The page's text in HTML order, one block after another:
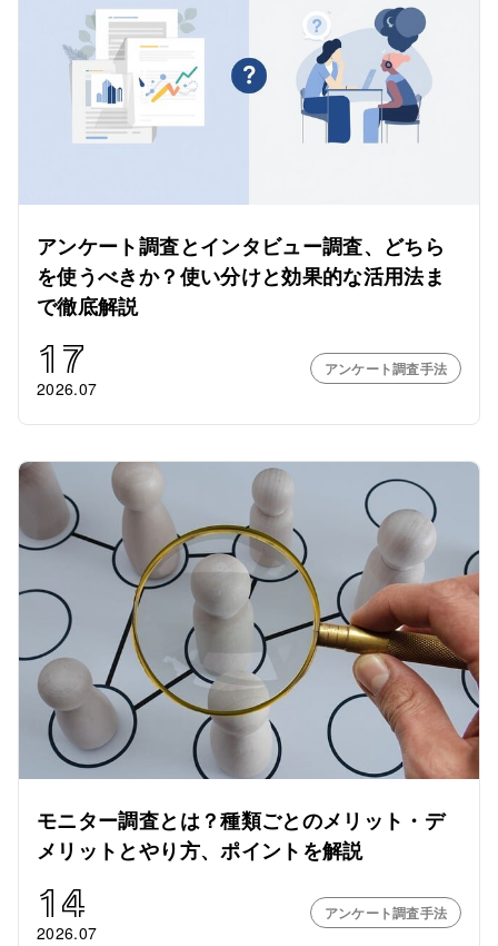
アンケート調査とインタビュー調査、どちら
を使うべきか？使い分けと効果的な活用法ま
で徹底解説
17
2026.07
アンケート調査手法
モニター調査とは？種類ごとのメリット・デ
メリットとやり方、ポイントを解説
14
2026.07
アンケート調査手法